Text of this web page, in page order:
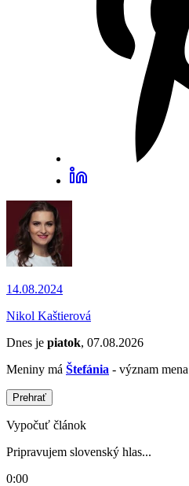
14.08.2024
Nikol Kaštierová
Dnes je piatok, 07.08.2026
Meniny má Štefánia - význam mena
Prehrať
Vypočuť článok
Pripravujem slovenský hlas...
0:00